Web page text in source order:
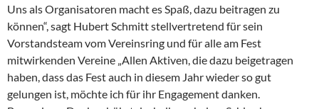
Uns als Organisatoren macht es Spaß, dazu beitragen zu
können“, sagt Hubert Schmitt stellvertretend für sein
Vorstandsteam vom Vereinsring und für alle am Fest
mitwirkenden Vereine „Allen Aktiven, die dazu beigetragen
haben, dass das Fest auch in diesem Jahr wieder so gut
gelungen ist, möchte ich für ihr Engagement danken.